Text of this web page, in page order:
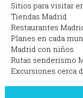
Sitios para visitar
Tiendas Madrid
Restaurantes
Planes en cada
Madrid con niños
Rutas senderismo
Excursiones cerca